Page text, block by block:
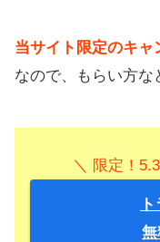
当サイト限定のキャ
なので、もらい方な
＼ 限定！